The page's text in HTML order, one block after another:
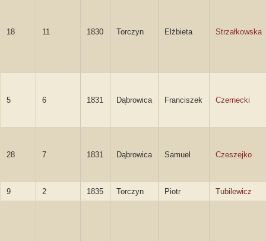
18 11 1830 Torczyn Elżbieta Strzałkowska
5 6 1831 Dąbrowica Franciszek Czernecki
28 7 1831 Dąbrowica Samuel Czeszejko
9 2 1835 Torczyn Piotr Tubilewicz